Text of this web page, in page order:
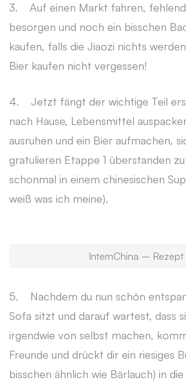
3. Auf einen Markt fahren,
besorgen und noch ein bisschen
kaufen, falls die Jiaozi nichts
Bier kaufen nicht vergessen!
4. Jetzt fängt der wichtige Teil
nach Hause, Lebensmittel
ausruhen und ein Bier aufmachen,
gratulieren Etappe 1 überstanden
schonmal in einem chinesischen
weiß was ich meine).
InternChina – Rezept
5. Nachdem du nun schön
Sofa sitzt und darauf wartest, dass
irgendwie von selbst machen,
Freunde und drückt dir ein riesiges
bisschen ähnlich wie Bärlauch) in